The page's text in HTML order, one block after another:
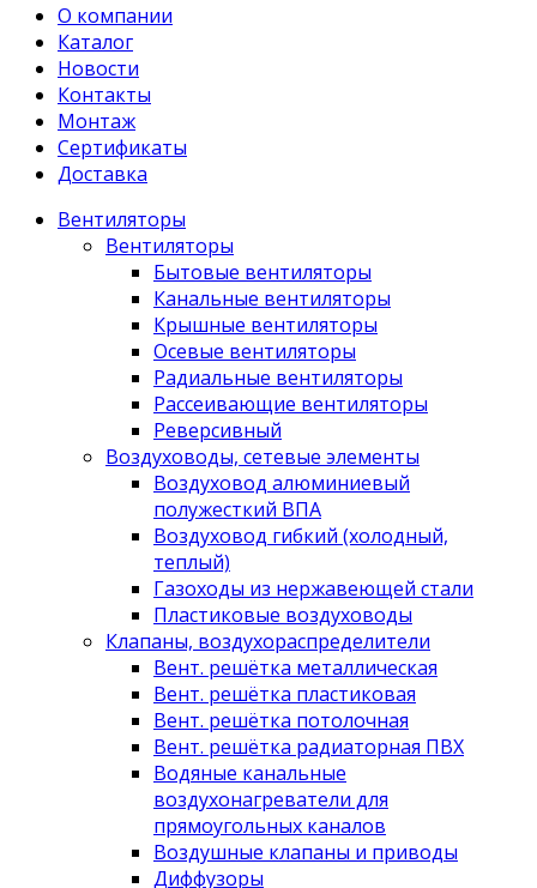
О компании
Каталог
Новости
Контакты
Монтаж
Сертификаты
Доставка
Вентиляторы
Вентиляторы
Бытовые вентиляторы
Канальные вентиляторы
Крышные вентиляторы
Осевые вентиляторы
Радиальные вентиляторы
Рассеивающие вентиляторы
Реверсивный
Воздуховоды, сетевые элементы
Воздуховод алюминиевый
полужесткий ВПА
Воздуховод гибкий (холодный,
теплый)
Газоходы из нержавеющей стали
Пластиковые воздуховоды
Клапаны, воздухораспределители
Вент. решётка металлическая
Вент. решётка пластиковая
Вент. решётка потолочная
Вент. решётка радиаторная ПВХ
Водяные канальные
воздухонагреватели для
прямоугольных каналов
Воздушные клапаны и приводы
Диффузоры